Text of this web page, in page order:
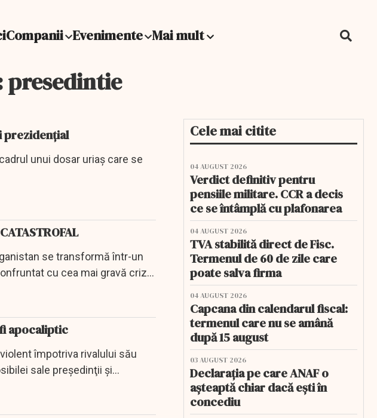
Companii Evenimente Mai mult
prezidențial
unui dosar uriaș care se
se transformă într-un
cu cea mai gravă criză
apocaliptic
împotriva rivalului său
sale preşedinţii şi
Cele mai citite
04 AUGUST 2026
Verdict definitiv pentru
pensiile militare. CCR a decis
ce se întâmplă cu plafonarea
04 AUGUST 2026
TVA stabilită direct de Fisc.
Termenul de 60 de zile care
poate salva firma
04 AUGUST 2026
Capcana din calendarul fiscal:
termenul care nu se amână
după 15 august
03 AUGUST 2026
Declarația pe care ANAF o
așteaptă chiar dacă ești în
concediu